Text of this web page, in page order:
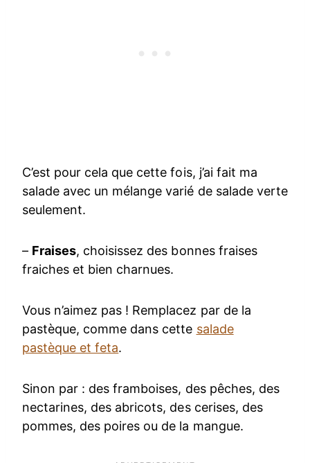
C’est pour cela que cette fois, j’ai fait ma
salade avec un mélange varié de salade verte
seulement.
– Fraises, choisissez des bonnes fraises
fraiches et bien charnues.
Vous n’aimez pas ! Remplacez par de la
pastèque, comme dans cette salade
pastèque et feta.
Sinon par : des framboises, des pêches, des
nectarines, des abricots, des cerises, des
pommes, des poires ou de la mangue.